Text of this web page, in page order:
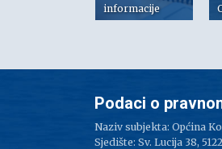
informacije
Podaci o
Naziv subjekta: Općina
Sjedište: Sv. Lucija 38,